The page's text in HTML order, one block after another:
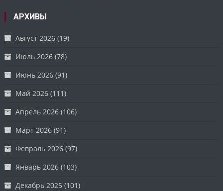
АРХИВЫ
Август 2026 (19)
Июль 2026 (78)
Июнь 2026 (91)
Май 2026 (111)
Апрель 2026 (106)
Март 2026 (91)
Февраль 2026 (97)
Январь 2026 (103)
Декабрь 2025 (101)